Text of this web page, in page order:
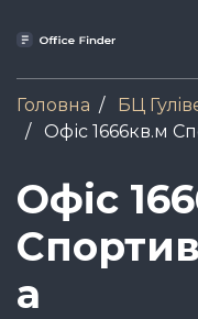
Головна
БЦ
Офіс 1666кв.м
Офіс
а